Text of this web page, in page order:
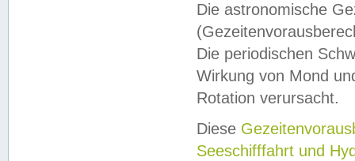
Die astronomische
Die periodischen
Wirkung von Mond
Rotation verursacht.
Diese
Seeschifffahrt und